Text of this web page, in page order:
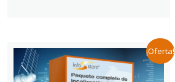
¡Oferta!